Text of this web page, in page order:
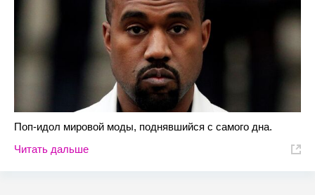
Поп-идол мировой моды, поднявшийся с самого дна.
Читать дальше